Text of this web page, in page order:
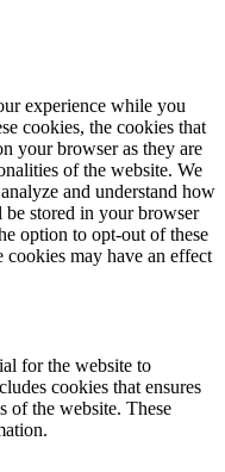
experience while you
cookies, the cookies that
your browser as they are
of the website. We
and understand how
stored in your browser
option to opt-out of these
may have an effect
for the website to
cookies that ensures
of the website. These